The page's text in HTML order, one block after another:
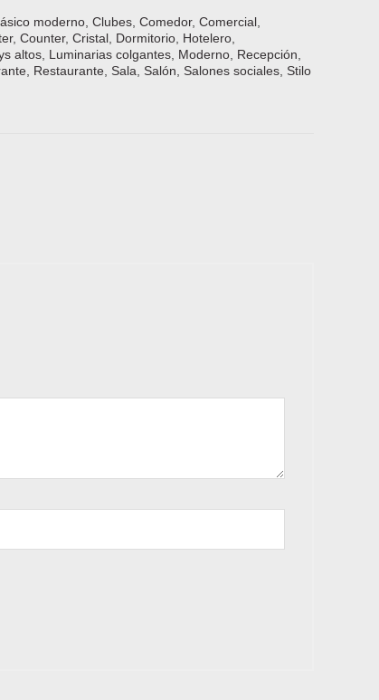
moderno, Clubes, Comedor, Comercial ,
, Counter, Cristal , Dormitorio, Hotelero,
altos, Luminarias colgantes, Moderno, Recepción,
, Restaurante, Sala, Salón, Salones sociales, Stilo